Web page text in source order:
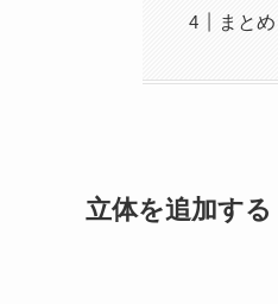
まとめ
立体を追加する